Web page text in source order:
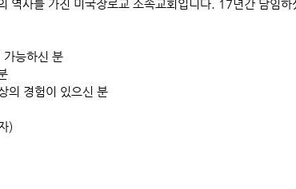
역사를 가진 미국장로교 소속교회입니다. 17년간 담임
가능하신 분
의 경험이 있으신 분
)